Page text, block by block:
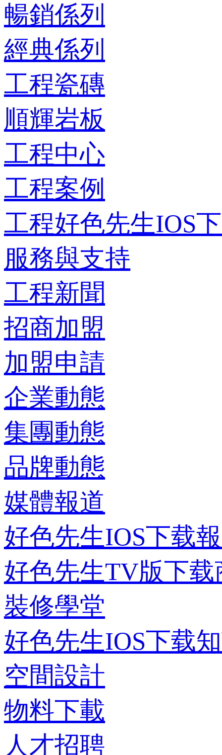
暢銷係列
經典係列
工程瓷磚
順輝岩板
工程中心
工程案例
工程好色先生IOS
服務與支持
工程新聞
招商加盟
加盟申請
企業動態
集團動態
品牌動態
媒體報道
好色先生IOS下载
好色先生TV版下载
裝修學堂
好色先生IOS下载
空間設計
物料下載
人才招聘